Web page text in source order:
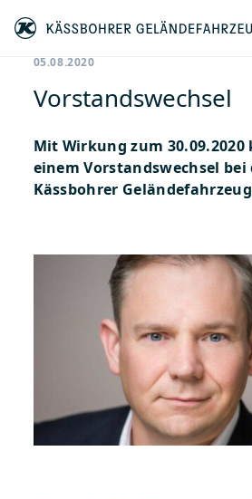
05.08.2020
Vorstandswechsel
Mit Wirkung zum 30.09.2020
einem Vorstandswechsel
Kässbohrer Geländefahrzeug